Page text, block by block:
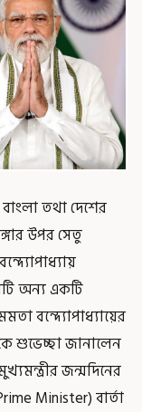
তথা দেশের
উপর সেতু
অন্য একটি
বন্দ্যোপাধ্যায়ের
শুভেচ্ছা জানালেন
জন্মদিনের
Minister) বার্তা